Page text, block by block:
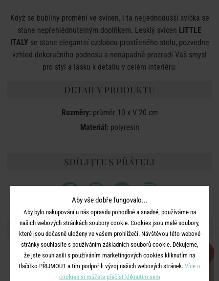
Když se bubliny promění ve svícen, i ta nejjednodušší svíčka se
stane nepřehlédnutelným doplňkem. Lesklý svícen LITTLE
ITALY se stane elegantní ozdobou prostřeného stolu, pozvedne
vzhled dekoračního podnosu a nenápadně prozradí Váš smysl
pro styl a lásku k detailu v celém interiéru.
DETAILY PRODUKTU
Rozměry:průměr 10 x V 20 cm
Materiál:polyresin
SDÍLEJTE S PŘÁTELI
DALŠÍ PRODUKTY ZE SÉRIE
-30% -30
Aby vše dobře fungovalo...
Aby bylo nakupování u nás opravdu pohodlné a snadné, používáme na
našich webových stránkách soubory cookie. Cookies jsou malé soubory,
které jsou dočasně uloženy ve vašem prohlížeči. Návštěvou této webové
stránky souhlasíte s používáním základních souborů cookie. Děkujeme,
že jste souhlasili s používáním marketingových cookies kliknutím na
tlačítko PŘIJMOUT a tím podpořili vývoj našich webových stránek. Více o
cookies si můžete přečíst kliknutím sem